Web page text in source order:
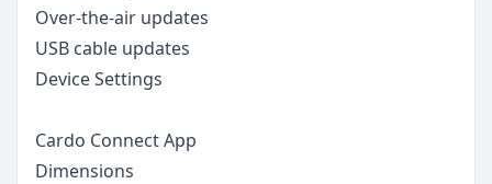
Over-the-air updates
USB cable updates
Device Settings
Cardo Connect App
Dimensions